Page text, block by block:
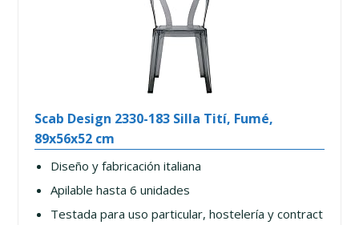
Scab Design 2330-183 Silla Tití, Fumé,
89x56x52 cm
Diseño y fabricación italiana
Apilable hasta 6 unidades
Testada para uso particular, hostelería y contract